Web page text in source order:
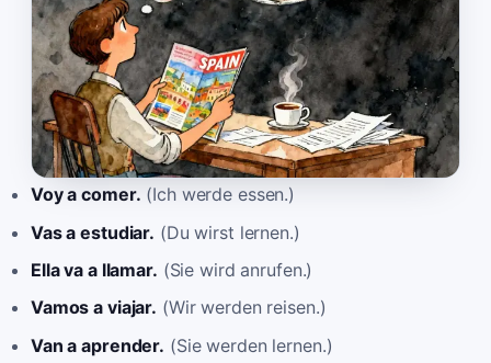
Voy a comer. (Ich werde essen.)
Vas a estudiar. (Du wirst lernen.)
Ella va a llamar. (Sie wird anrufen.)
Vamos a viajar. (Wir werden reisen.)
Van a aprender. (Sie werden lernen.)